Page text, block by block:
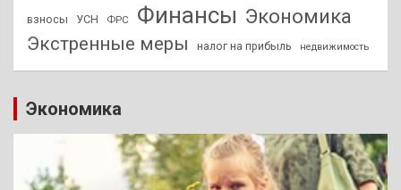
взносы УСН ФРС Финансы Экономика
Экстренные меры налог на прибыль недвижимость
Экономика